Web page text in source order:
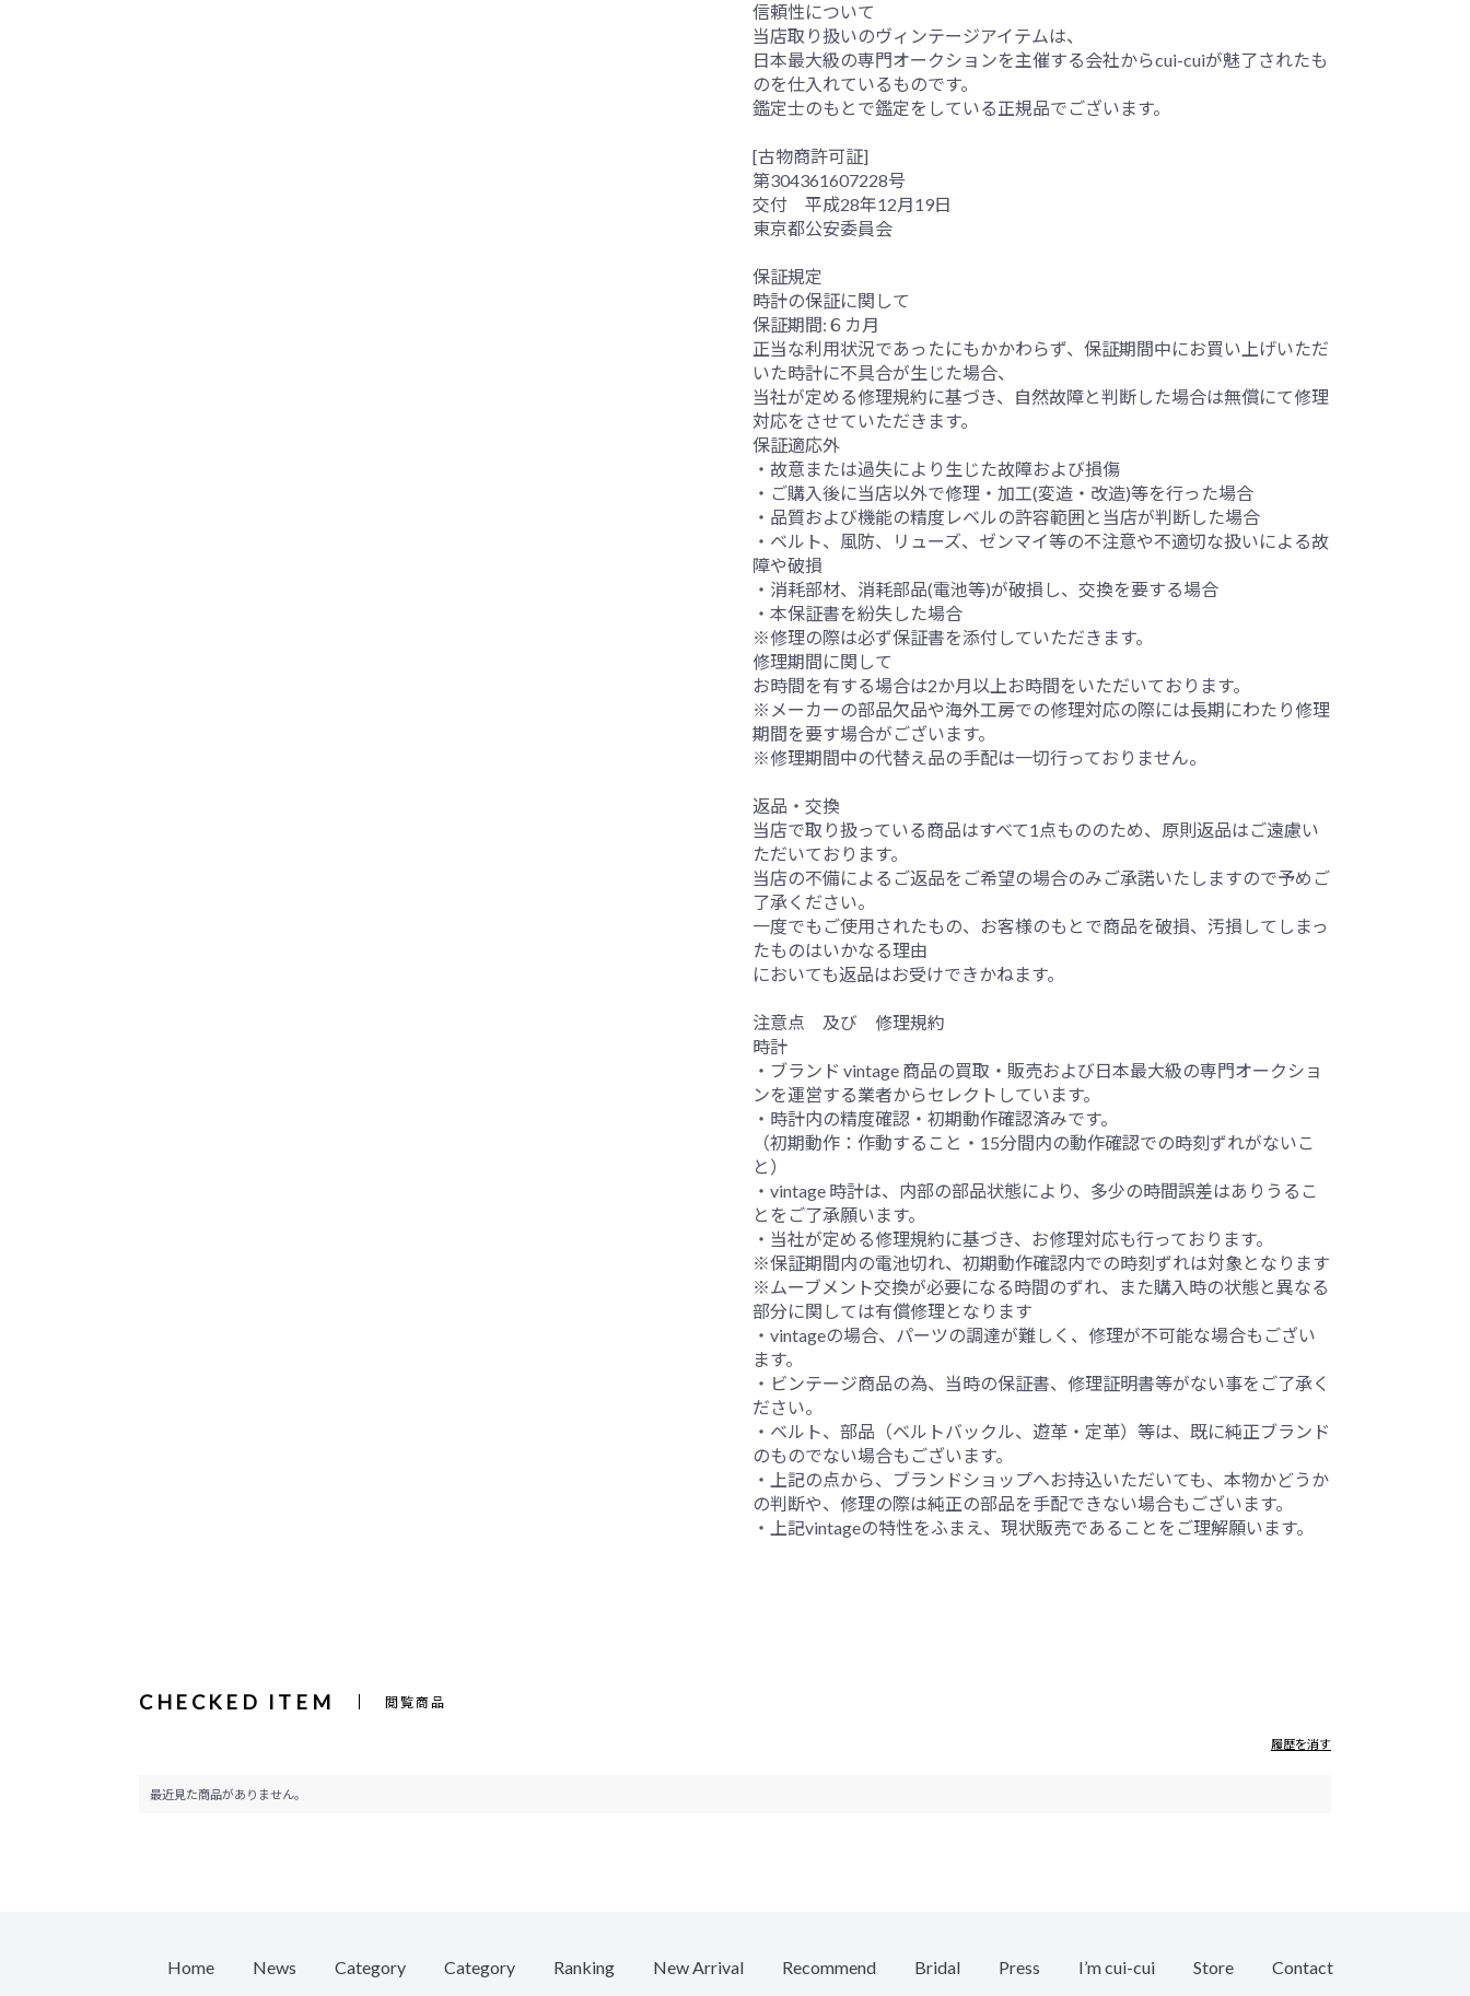
信頼性について
当店取り扱いのヴィンテージアイテムは、
日本最大級の専門オークションを主催する会社からcui-cuiが魅了されたも
のを仕入れているものです。
鑑定士のもとで鑑定をしている正規品でございます。
[古物商許可証]
第304361607228号
交付 平成28年12月19日
東京都公安委員会
保証規定
時計の保証に関して
保証期間:６カ月
正当な利用状況であったにもかかわらず、保証期間中にお買い上げいただ
いた時計に不具合が生じた場合、
当社が定める修理規約に基づき、自然故障と判断した場合は無償にて修理
対応をさせていただきます。
保証適応外
・故意または過失により生じた故障および損傷
・ご購入後に当店以外で修理・加工(変造・改造)等を行った場合
・品質および機能の精度レベルの許容範囲と当店が判断した場合
・ベルト、風防、リューズ、ゼンマイ等の不注意や不適切な扱いによる故
障や破損
・消耗部材、消耗部品(電池等)が破損し、交換を要する場合
・本保証書を紛失した場合
※修理の際は必ず保証書を添付していただきます。
修理期間に関して
お時間を有する場合は2か月以上お時間をいただいております。
※メーカーの部品欠品や海外工房での修理対応の際には長期にわたり修理
期間を要す場合がございます。
※修理期間中の代替え品の手配は一切行っておりません。
返品・交換
当店で取り扱っている商品はすべて1点もののため、原則返品はご遠慮い
ただいております。
当店の不備によるご返品をご希望の場合のみご承諾いたしますので予めご
了承ください。
一度でもご使用されたもの、お客様のもとで商品を破損、汚損してしまっ
たものはいかなる理由
においても返品はお受けできかねます。
注意点 及び 修理規約
時計
・ブランド vintage 商品の買取・販売および日本最大級の専門オークショ
ンを運営する業者からセレクトしています。
・時計内の精度確認・初期動作確認済みです。
（初期動作：作動すること・15分間内の動作確認での時刻ずれがないこ
と）
・vintage 時計は、内部の部品状態により、多少の時間誤差はありうるこ
とをご了承願います。
・当社が定める修理規約に基づき、お修理対応も行っております。
※保証期間内の電池切れ、初期動作確認内での時刻ずれは対象となります
※ムーブメント交換が必要になる時間のずれ、また購入時の状態と異なる
部分に関しては有償修理となります
・vintageの場合、パーツの調達が難しく、修理が不可能な場合もござい
ます。
・ビンテージ商品の為、当時の保証書、修理証明書等がない事をご了承く
ださい。
・ベルト、部品（ベルトバックル、遊革・定革）等は、既に純正ブランド
のものでない場合もございます。
・上記の点から、ブランドショップへお持込いただいても、本物かどうか
の判断や、修理の際は純正の部品を手配できない場合もございます。
・上記vintageの特性をふまえ、現状販売であることをご理解願います。
CHECKED ITEM 閲覧商品
履歴を消す
最近見た商品がありません。
Home News Category Category Ranking New Arrival Recommend Bridal Press I’m cui-cui Store Contact